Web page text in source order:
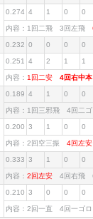
0.274 4 1 0 0
内容：1回二飛 3回左飛
0.232 0 0 0 0
0.251 4 2 1 1
内容： 1回二安 4回右中
0.189 4 1 0 0
内容：1回三邪飛 4回二
0.200 3 1 0 0
内容：2回空三振 4回左
0.333 3 1 0 0
内容： 2回左安 4回右飛
0.210 3 0 0 0
内容：2回一直 4回一ゴ